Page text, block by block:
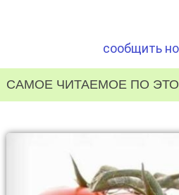
сообщить
САМОЕ ЧИТАЕМОЕ ПО